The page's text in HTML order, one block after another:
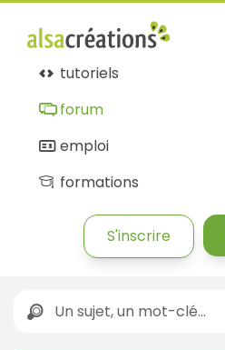
tutoriels
forum
emploi
formations
S'inscrire